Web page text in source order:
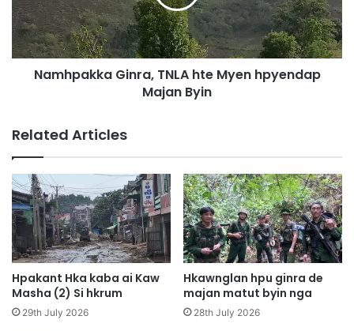
3
h
a
n
M
a
t
u
t
B
y
i
n
a
k
a
a
,
T
N
L
A
h
t
e
M
y
Namhpakka Ginra, TNLA hte Myen hpyendap
Majan Byin
Related Articles
Hpakant Hka kaba ai Kaw
Masha (2) Si hkrum
29th July 2026
Hkawnglan hpu ginra de
majan matut byin nga
28th July 2026